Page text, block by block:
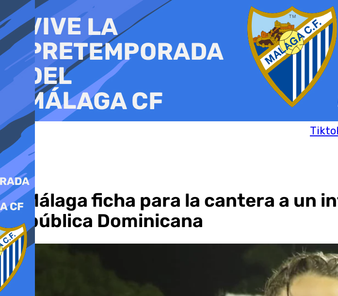
al
contenido
El Málaga ficha para la cantera a un
República Dominicana